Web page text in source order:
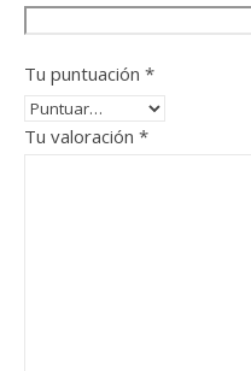
Tu puntuación *
Tu valoración *